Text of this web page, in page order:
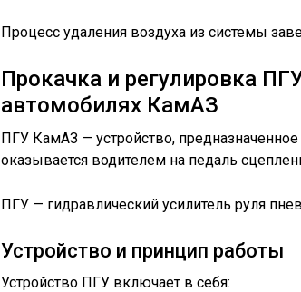
Процесс удаления воздуха из системы
Прокачка и регулировка
автомобилях КамАЗ
ПГУ КамАЗ — устройство,
оказывается водителем на педаль
ПГУ — гидравлический усилитель руля
Устройство и принцип работы
Устройство ПГУ включает в себя: